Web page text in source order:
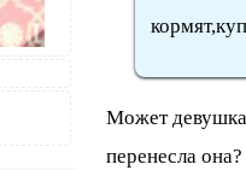
Может девушка
перенесла она?